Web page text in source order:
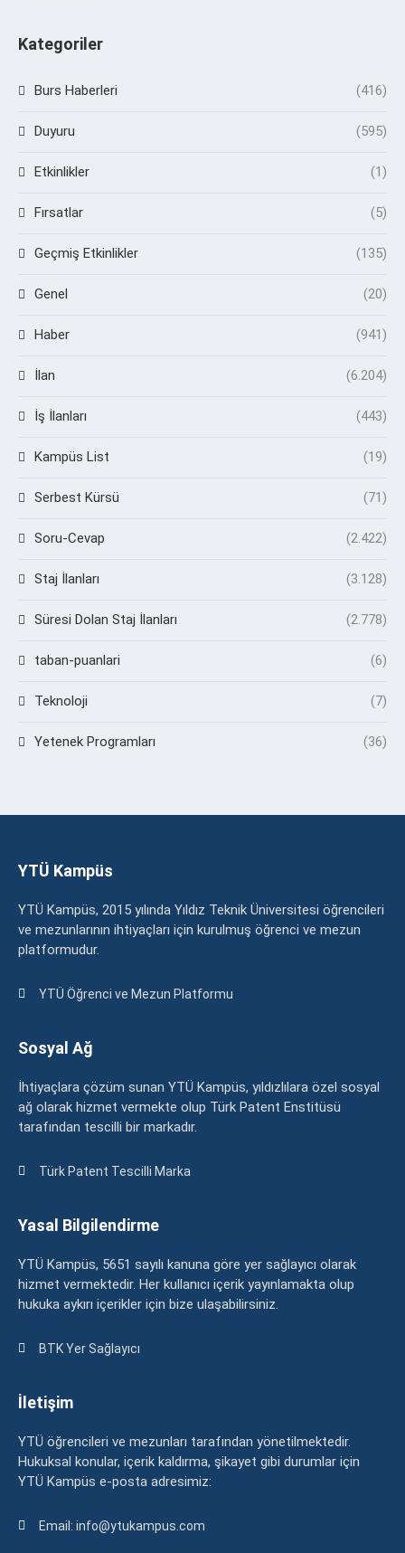
Kategoriler
Burs Haberleri (416)
Duyuru (595)
Etkinlikler (1)
Fırsatlar (5)
Geçmiş Etkinlikler (135)
Genel (20)
Haber (941)
İlan (6.204)
İş İlanları (443)
Kampüs List (19)
Serbest Kürsü (71)
Soru-Cevap (2.422)
Staj İlanları (3.128)
Süresi Dolan Staj İlanları (2.778)
taban-puanlari (6)
Teknoloji (7)
Yetenek Programları (36)
YTÜ Kampüs
YTÜ Kampüs, 2015 yılında Yıldız Teknik Üniversitesi öğrencileri
ve mezunlarının ihtiyaçları için kurulmuş öğrenci ve mezun
platformudur.
YTÜ Öğrenci ve Mezun Platformu
Sosyal Ağ
İhtiyaçlara çözüm sunan YTÜ Kampüs, yıldızlılara özel sosyal
ağ olarak hizmet vermekte olup Türk Patent Enstitüsü
tarafından tescilli bir markadır.
Türk Patent Tescilli Marka
Yasal Bilgilendirme
YTÜ Kampüs, 5651 sayılı kanuna göre yer sağlayıcı olarak
hizmet vermektedir. Her kullanıcı içerik yayınlamakta olup
hukuka aykırı içerikler için bize ulaşabilirsiniz.
BTK Yer Sağlayıcı
İletişim
YTÜ öğrencileri ve mezunları tarafından yönetilmektedir.
Hukuksal konular, içerik kaldırma, şikayet gibi durumlar için
YTÜ Kampüs e-posta adresimiz:
Email: info@ytukampus.com